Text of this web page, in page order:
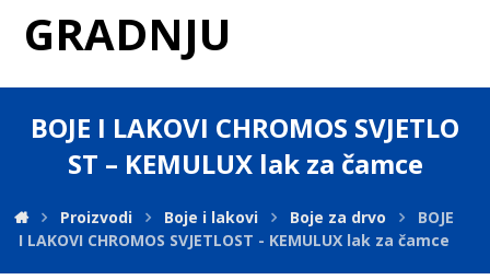
GRADNJU
BOJE I LAKOVI CHROMOS SVJETLO
ST – KEMULUX lak za čamce
Proizvodi Boje i lakovi Boje za drvo
BOJE
I LAKOVI CHROMOS SVJETLOST - KEMULUX lak za čamce